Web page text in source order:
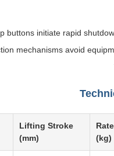
buttons initiate rapid
mechanisms avoid
(kg)
Lifting Stroke
(mm)